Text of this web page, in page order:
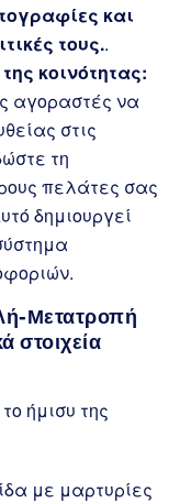
και
τους..
κοινότητας:
αγοραστές να
στις
τη
πελάτες σας
δημιουργεί
Μετατροπή
στοιχεία
ήμισυ της
με μαρτυρίες